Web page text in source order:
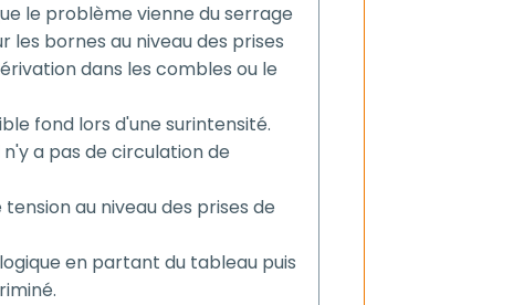
le problème vienne du serrage
les bornes au niveau des prises
dans les combles ou le
fond lors d'une surintensité.
a pas de circulation de
au niveau des prises de
en partant du tableau puis